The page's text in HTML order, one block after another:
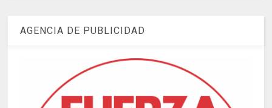
AGENCIA DE PUBLICIDAD